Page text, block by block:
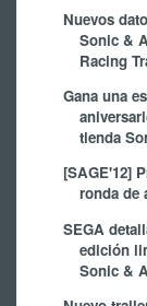
Nuevos
Sonic &
Racing
Gana una
tienda
[SAGE'12]
ronda de
SEGA
edición
Sonic &